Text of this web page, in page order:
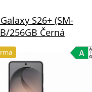
S26+ (SM-
256GB Černá